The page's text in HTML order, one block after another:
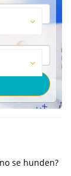
se hunden?